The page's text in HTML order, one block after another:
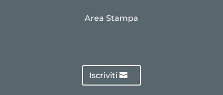
Area Stampa
Iscriviti